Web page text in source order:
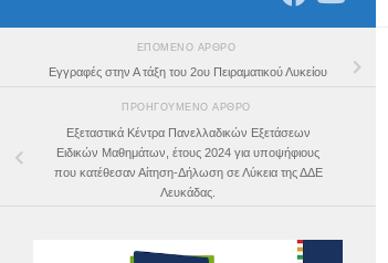
ΕΠΌΜΕΝΟ ΆΡΘΡΟ
Εγγραφές στην Α τάξη του 2ου Πειραματικού Λυκείου
ΠΡΟΗΓΟΎΜΕΝΟ ΆΡΘΡΟ
Εξεταστικά Κέντρα Πανελλαδικών Εξετάσεων
Ειδικών Μαθημάτων, έτους 2024 για υποψήφιους
που κατέθεσαν Αίτηση-Δήλωση σε Λύκεια της ΔΔΕ
Λευκάδας.